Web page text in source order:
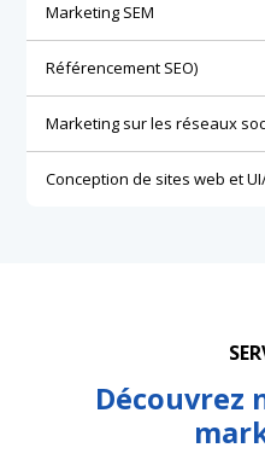
Marketing SEM
Référencement SEO)
Marketing sur les réseaux
Conception de sites web et
Découvrez